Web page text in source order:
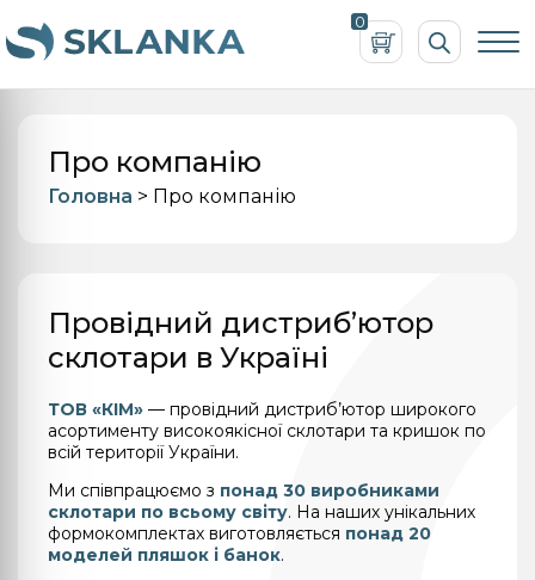
Пошук
товарів
Про компанію
Головна > Про компанію
Провідний дистриб’ютор
склотари в Україні
ТОВ «КІМ» — провідний дистриб’ютор широкого
асортименту високоякісної склотари та кришок по
всій території України.
Ми співпрацюємо з понад 30 виробниками
склотари по всьому світу. На наших унікальних
формокомплектах виготовляється понад 20
моделей пляшок і банок.
0